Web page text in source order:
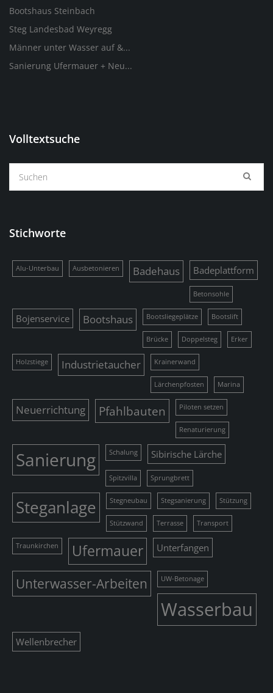
Bootshaus Steinbach
Steg Landesbad Weyregg
Männer unter Wasser auf &...
Sanierung Ufermauer + Neu...
Volltextsuche
Stichworte
Alu-Unterbau Ausbetonieren Badehaus Badeplattform
Betonsohle
Bojenservice Bootshaus Bootsliegeplätze Bootslift
Brücke Doppelsteg Erker
Holzstiege Industrietaucher Krainerwand
Lärchenpfosten Marina
Neuerrichtung Pfahlbauten Piloten setzen
Renaturierung
Sanierung Schalung Sibirische Lärche
Spitzvilla Sprungbrett
Steganlage Stegneubau Stegsanierung Stützung
Stützwand Terrasse Transport
Traunkirchen Ufermauer Unterfangen
Unterwasser-Arbeiten UW-Betonage
Wasserbau
Wellenbrecher